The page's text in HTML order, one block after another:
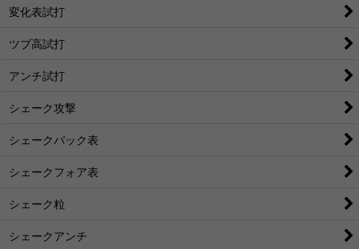
変化表試打
ツブ高試打
アンチ試打
シェーク攻撃
シェークバック表
シェークフォア表
シェーク粒
シェークアンチ